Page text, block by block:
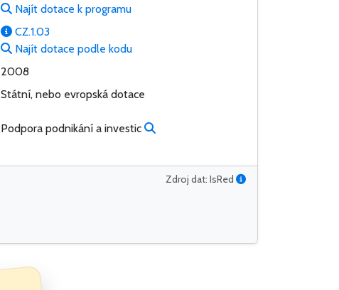
Najít dotace k programu
CZ.1.03
Najít dotace podle kodu
2008
Státní, nebo evropská dotace
Podpora podnikání a investic
Zdroj dat: IsRed